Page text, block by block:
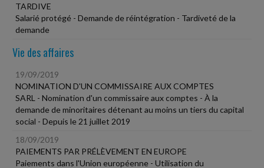
TARDIVE
Salarié protégé - Demande de réintégration - Tardiveté de la
demande
Vie des affaires
19/09/2019
NOMINATION D'UN COMMISSAIRE AUX COMPTES
SARL - Nomination d'un commissaire aux comptes - À la
demande de minoritaires détenant au moins un tiers du capital
social - Depuis le 21 juillet 2019
18/09/2019
PAIEMENTS PAR PRÉLÈVEMENT EN EUROPE
Paiements dans l'Union européenne - Utilisation du